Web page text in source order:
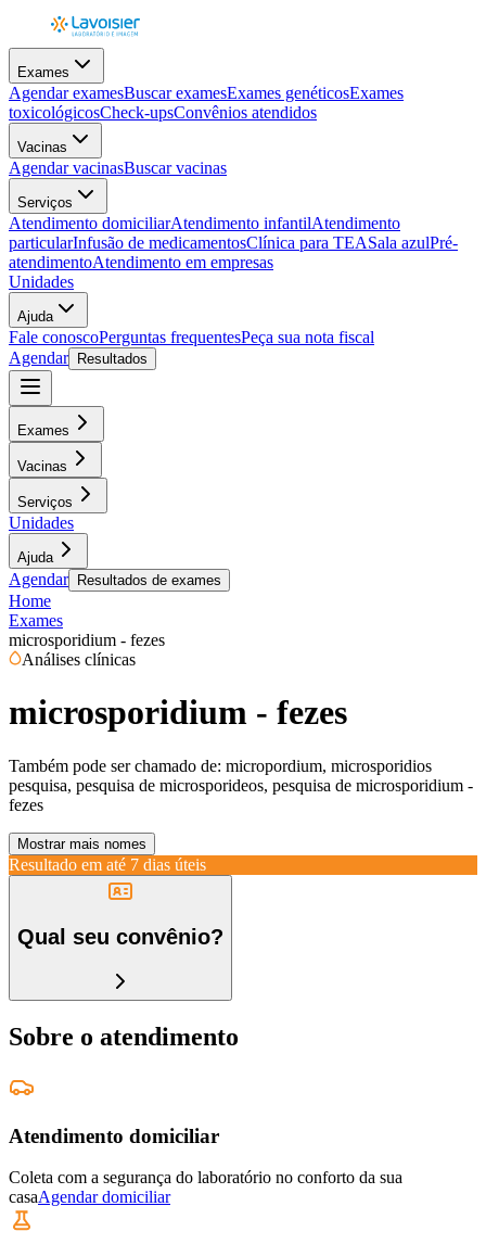
Exames
Agendar examesBuscar examesExames genéticosExames
toxicológicosCheck-upsConvênios atendidos
Vacinas
Agendar vacinasBuscar vacinas
Serviços
Atendimento domiciliarAtendimento infantilAtendimento
particularInfusão de medicamentosClínica para TEASala azulPré-
atendimentoAtendimento em empresas
Unidades
Ajuda
Fale conoscoPerguntas frequentesPeça sua nota fiscal
Agendar
Resultados
Exames
Vacinas
Serviços
Unidades
Ajuda
Agendar Resultados de exames
Home
Exames
microsporidium - fezes
Análises clínicas
microsporidium - fezes
Também pode ser chamado de: micropordium, microsporidios
pesquisa, pesquisa de microsporideos, pesquisa de microsporidium -
fezes
Mostrar mais nomes
Resultado em até 7 dias úteis
Qual seu convênio?
Sobre o atendimento
Atendimento domiciliar
Coleta com a segurança do laboratório no conforto da sua
casaAgendar domiciliar